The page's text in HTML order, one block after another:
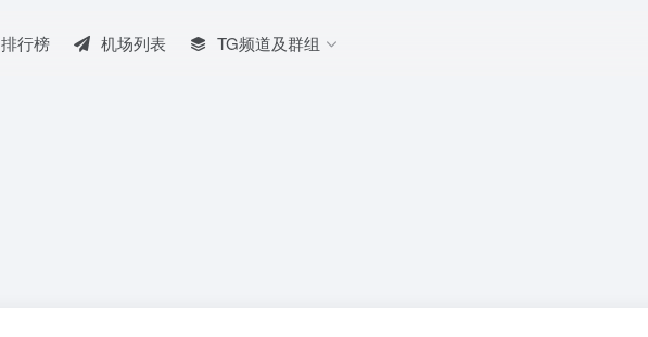
排行榜 机场列表 TG频道及群组